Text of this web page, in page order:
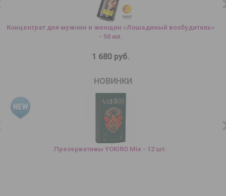
Концентрат для мужчин и женщин «Лошадиный возбудитель»
- 50 мл.
1 680 руб.
НОВИНКИ
Презервативы YOKIRO Mix - 12 шт.